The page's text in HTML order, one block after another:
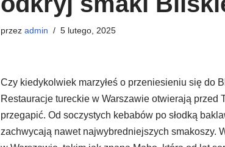
przez admin 5 lutego, 2025
Czy kiedykolwiek marzyłeś o przeniesieniu się do
Restauracje tureckie w Warszawie otwierają przed
przegapić. Od soczystych kebabów po słodką
zachwycają nawet najwybredniejszych smakoszy.